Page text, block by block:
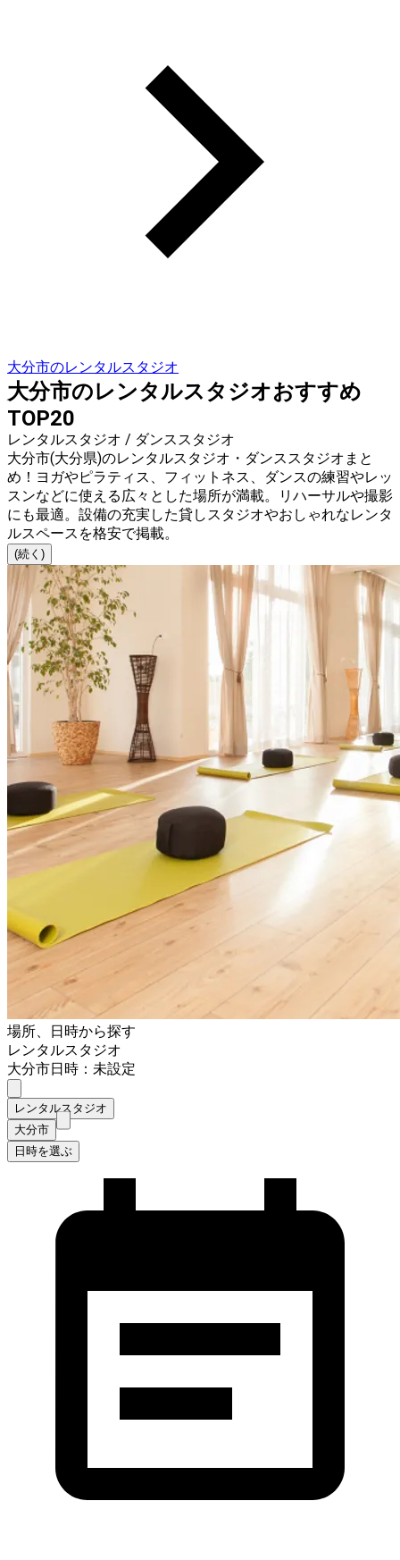
大分市のレンタルスタジオ
大分市のレンタルスタジオおすすめ
TOP20
レンタルスタジオ / ダンススタジオ
大分市(大分県)のレンタルスタジオ・ダンススタジオまと
め！ヨガやピラティス、フィットネス、ダンスの練習やレッ
スンなどに使える広々とした場所が満載。リハーサルや撮影
にも最適。設備の充実した貸しスタジオやおしゃれなレンタ
ルスペースを格安で掲載。
(続く)
場所、日時から探す
レンタルスタジオ
大分市日時：未設定
レンタルスタジオ
大分市
日時を選ぶ